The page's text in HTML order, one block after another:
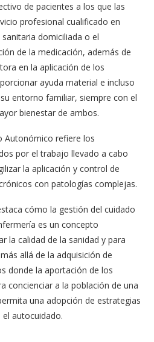
de pacientes a los que las
profesional cualificado en
domiciliada o el
de la medicación, además de
en la aplicación de los
ayuda material e incluso
entorno familiar, siempre con el
bienestar de ambos.
Autonómico refiere los
por el trabajo llevado a cabo
la aplicación y control de
con patologías complejas.
cómo la gestión del cuidado
es un concepto
la calidad de la sanidad y para
allá de la adquisición de
donde la aportación de los
concienciar a la población de una
una adopción de estrategias
autocuidado.